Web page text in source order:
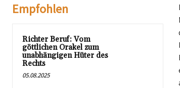
Empfohlen
Richter Beruf: Vom
göttlichen Orakel zum
unabhängigen Hüter des
Rechts
05.08.2025